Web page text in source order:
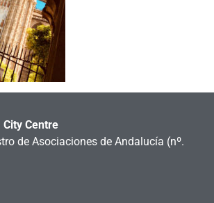
Centre
de Asociaciones de Andalucía (nº.